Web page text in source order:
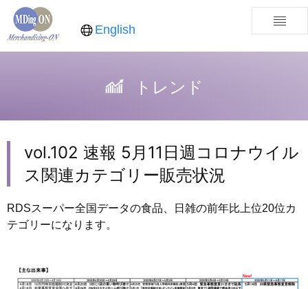
English
トレンド
vol.102 速報 5月11日週コロナウイル
ス関連カテゴリー販売状況
RDSスーパー全国データの食品、日雑の前年比上位20位カ
テゴリーになります。